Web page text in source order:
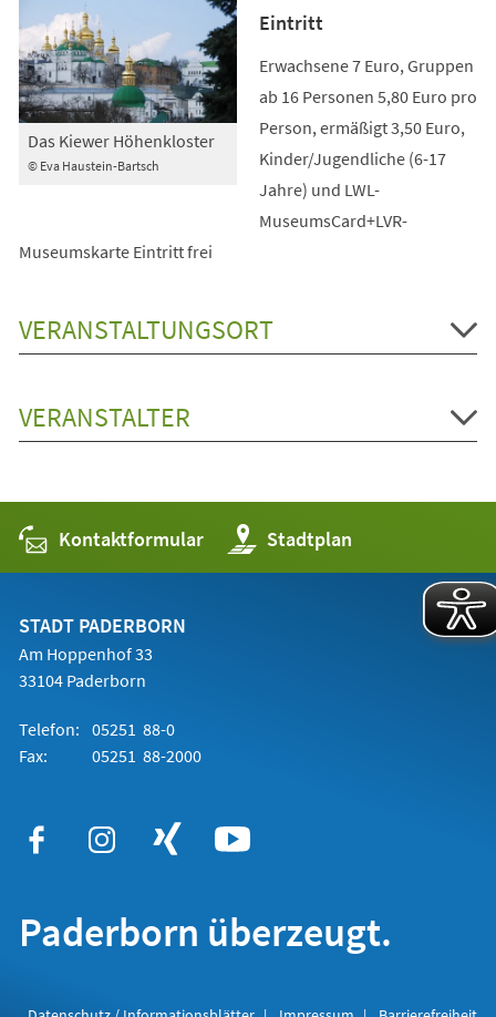
© Eva Haustein-Bartsch
Das Kiewer Höhenkloster
Eintritt
Erwachsene 7 Euro, Gruppen
ab 16 Personen 5,80 Euro pro
Person, ermäßigt 3,50 Euro,
Kinder/Jugendliche (6-17
Jahre) und LWL-
MuseumsCard+LVR-
Museumskarte Eintritt frei
VERANSTALTUNGSORT
VERANSTALTER
Kontaktformular Stadtplan
(Öffnet
in
einem
STADT PADERBORN
Am Hoppenhof 33
33104 Paderborn
Telefon: 05251 88-0
Fax:
05251 88-2000
Paderborn überzeugt.